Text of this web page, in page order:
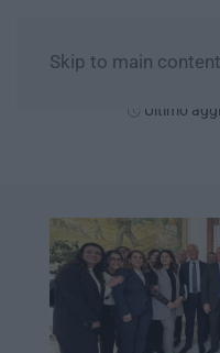
Skip to main content
Ultimo